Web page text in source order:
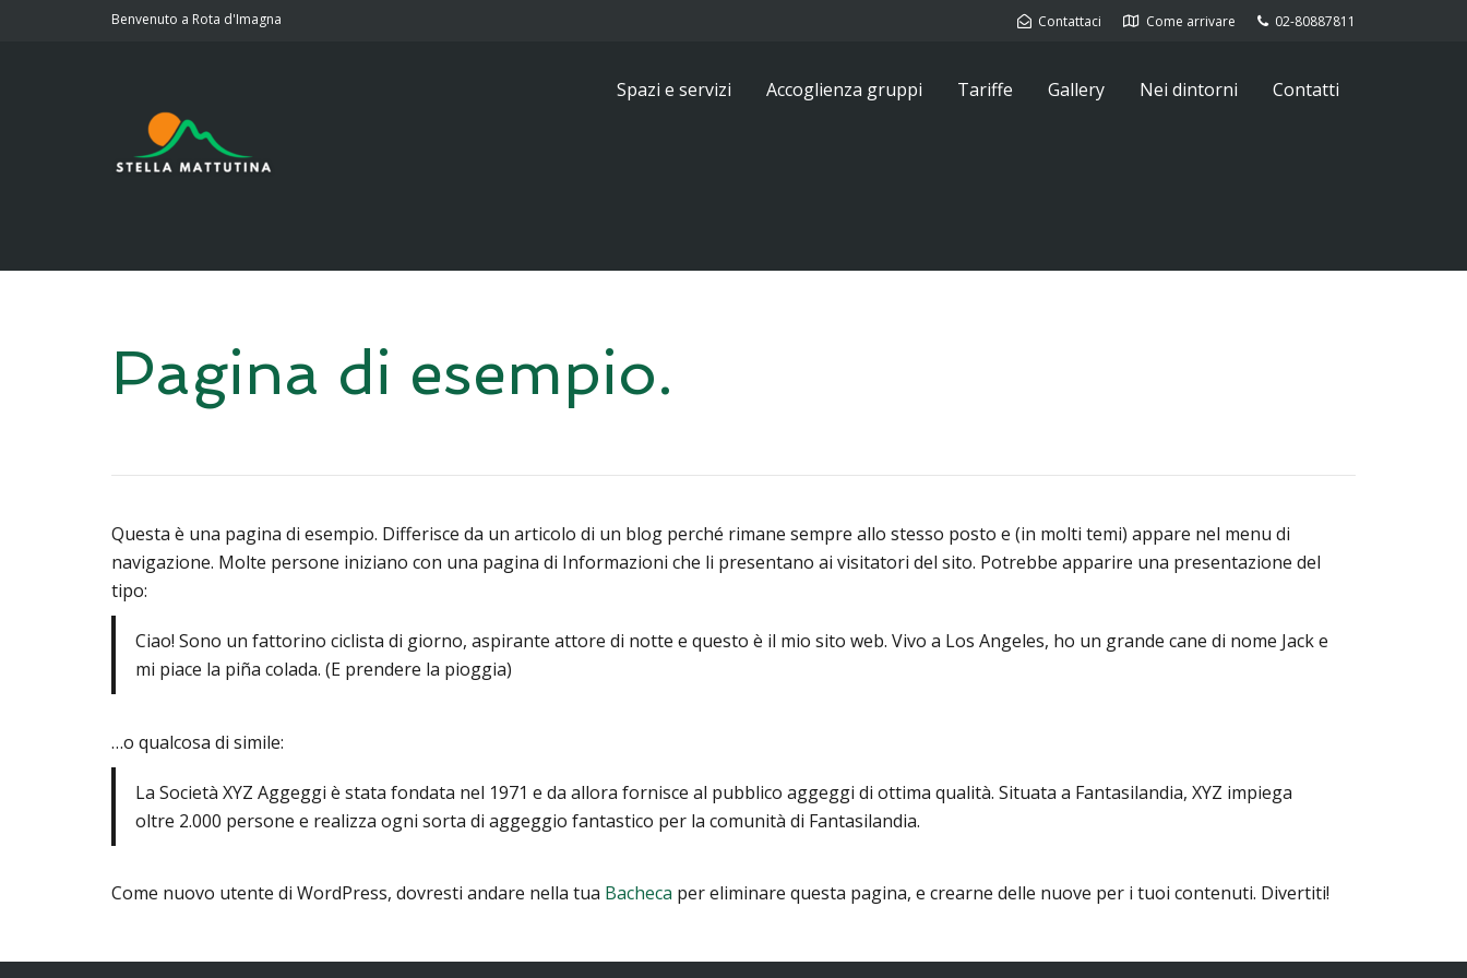
Benvenuto a Rota d'Imagna Contattaci Come arrivare 02-80887811
Spazi e servizi Accoglienza gruppi Tariffe Gallery Nei dintorni Contatti
Pagina di esempio.
Questa è una pagina di esempio. Differisce da un articolo di un blog perché rimane sempre allo stesso posto e (in molti temi) appare nel menu di
navigazione. Molte persone iniziano con una pagina di Informazioni che li presentano ai visitatori del sito. Potrebbe apparire una presentazione del
tipo:
Ciao! Sono un fattorino ciclista di giorno, aspirante attore di notte e questo è il mio sito web. Vivo a Los Angeles, ho un grande cane di nome Jack e
mi piace la piña colada. (E prendere la pioggia)
…o qualcosa di simile:
La Società XYZ Aggeggi è stata fondata nel 1971 e da allora fornisce al pubblico aggeggi di ottima qualità. Situata a Fantasilandia, XYZ impiega
oltre 2.000 persone e realizza ogni sorta di aggeggio fantastico per la comunità di Fantasilandia.
Come nuovo utente di WordPress, dovresti andare nella tua Bacheca per eliminare questa pagina, e crearne delle nuove per i tuoi contenuti. Divertiti!